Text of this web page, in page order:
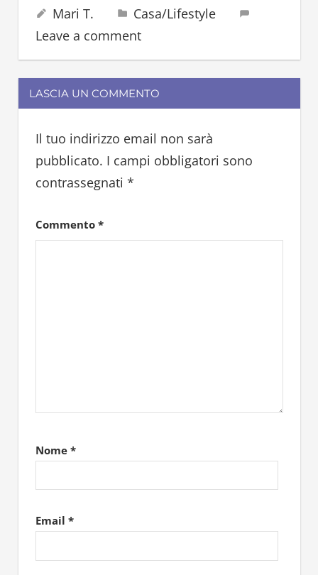
pesce
platessa
sogliola
14 Agosto 2024
Mari T.
Casa/Lifestyle
Leave a comment
LASCIA UN COMMENTO
Il tuo indirizzo email non sarà
pubblicato. I campi obbligatori sono
contrassegnati *
Commento *
Nome *
Email *